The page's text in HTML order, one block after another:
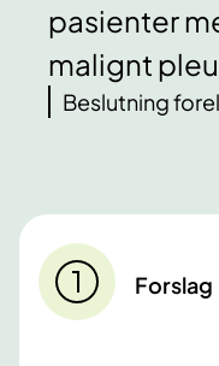
pasienter
malignt
Beslutning
Forslag